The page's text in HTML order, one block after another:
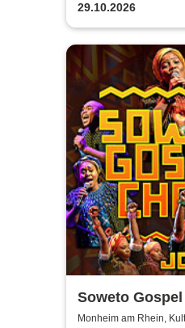
29.10.2026
Soweto
(Zulu: Injabulo)
Monheim am Rhein,